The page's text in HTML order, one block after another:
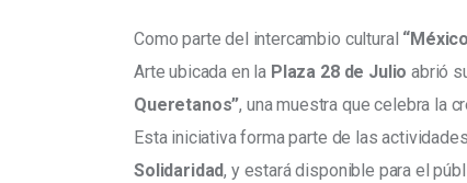
Como parte del intercambio cultural
Arte ubicada en la Plaza 28 de Julio abrió
Queretanos”, una muestra que celebra la
Esta iniciativa forma parte de las
Solidaridad, y estará disponible para el